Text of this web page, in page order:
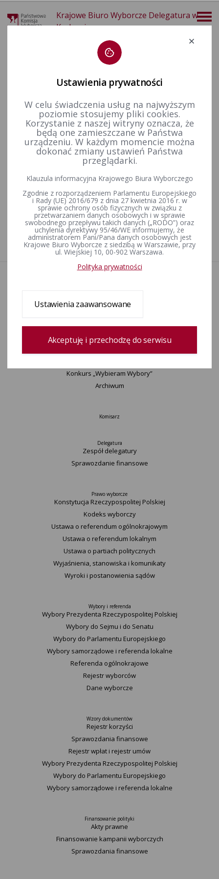
Krajowe Biuro Wyborcze Delegatura w
Krakowie
404
Nie znaleziono podstrony
Uchwały
Postanowienia
Konkurs „Wybieram Wybory”
Archiwum
Komisarz
Delegatura
Zespół delegatury
Sprawozdanie finansowe
Prawo wyborcze
Konstytucja Rzeczypospolitej Polskiej​
Kodeks wyborczy
Ustawa o referendum ogólnokrajowym
Ustawa o referendum lokalnym
Ustawa o partiach politycznych
Wyjaśnienia, stanowiska i komunikaty
Wyroki i postanowienia sądów
Wybory i referenda
Wybory Prezydenta Rzeczypospolitej Polskiej
Wybory do Sejmu i do Senatu
Wybory do Parlamentu Europejskiego
Wybory samorządowe i referenda lokalne
Referenda ogólnokrajowe
Rejestr wyborców
Dane wyborcze
Wzory dokumentów
Rejestr korzyści
Sprawozdania finansowe
Rejestr wpłat i rejestr umów
Wybory Prezydenta Rzeczypospolitej Polskiej
Wybory do Parlamentu Europejskiego
Wybory samorządowe i referenda lokalne
Finansowanie polityki
Akty prawne
Finansowanie kampanii wyborczych
Sprawozdania finansowe
Ustawienia prywatności
W celu świadczenia usług na najwyższym
poziomie stosujemy pliki cookies.
Korzystanie z naszej witryny oznacza, że
będą one zamieszczane w Państwa
urządzeniu. W każdym momencie można
dokonać zmiany ustawień Państwa
przeglądarki.
Klauzula informacyjna Krajowego Biura Wyborczego
Zgodnie z rozporządzeniem Parlamentu Europejskiego
i Rady (UE) 2016/679 z dnia 27 kwietnia 2016 r. w
sprawie ochrony osób fizycznych w związku z
przetwarzaniem danych osobowych i w sprawie
swobodnego przepływu takich danych („RODO”) oraz
uchylenia dyrektywy 95/46/WE informujemy, że
administratorem Pani/Pana danych osobowych jest
Krajowe Biuro Wyborcze z siedzibą w Warszawie, przy
ul. Wiejskiej 10, 00-902 Warszawa.
Polityka prywatności
Ustawienia zaawansowane
Akceptuję i przechodzę do serwisu